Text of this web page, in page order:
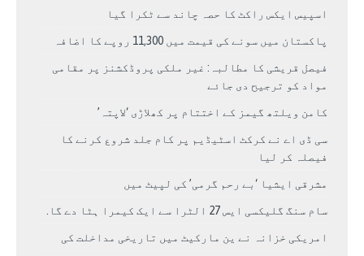
اسپیس ایکس راکٹ کا حصہ چاند سے ٹکرا گیا
پاکستان میں سونے کی قیمت میں 11,300 روپے کا اضافہ
فیصل قریشی کا مطالبہ: غیر ملکی پروڈکشنز پر مقامی
مواد کو ترجیح دی جائے
کامن ویلتھ گیمز کے اختتام پر کھلاڑی ‘لاپتہ’
سی ڈی اے نے کرکٹ اسٹیڈیم پر کام جلد شروع کرنے کا
فیصلہ کر لیا
مشرقی ایشیا ‘بے رحم گرمی’ کی لپیٹ میں
سام سنگ گلیکسی ایس 27 الٹرا سے ایک کیمرا ہٹا دے گا.
امریکی خزانہ نے ین مارکیٹ میں تاریخی مداخلت کی